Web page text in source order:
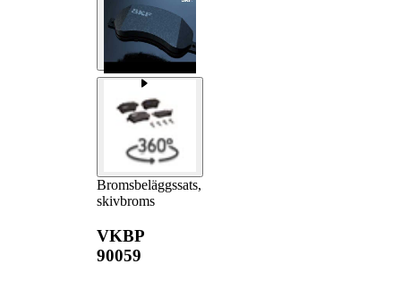
Bromsbeläggssats,
skivbroms
VKBP
90059